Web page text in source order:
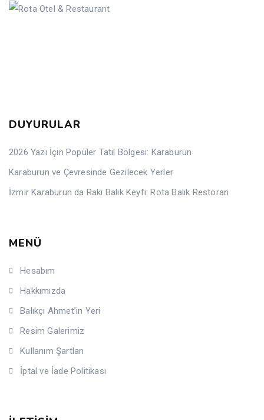
DUYURULAR
2026 Yazı İçin Popüler Tatil Bölgesi: Karaburun
Karaburun ve Çevresinde Gezilecek Yerler
İzmir Karaburun da Rakı Balık Keyfi: Rota Balık Restoran
MENÜ
Hesabım
Hakkımızda
Balıkçı Ahmet’in Yeri
Resim Galerimiz
Kullanım Şartları
İptal ve İade Politikası